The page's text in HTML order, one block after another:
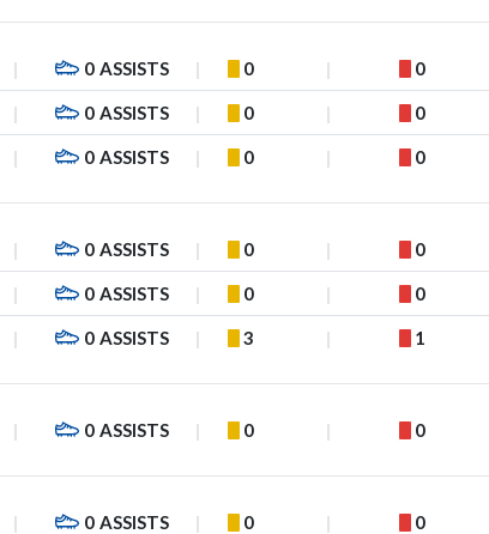
0 ASSISTS 0 0
0 ASSISTS 0 0
0 ASSISTS 0 0
0 ASSISTS 0 0
0 ASSISTS 0 0
0 ASSISTS 3 1
0 ASSISTS 0 0
0 ASSISTS 0 0